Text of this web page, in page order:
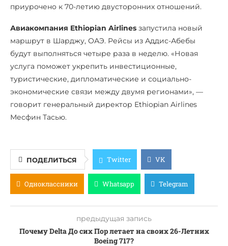
приурочено к 70-летию двусторонних отношений.
Авиакомпания Ethiopian Airlines запустила новый
маршрут в Шарджу, ОАЭ. Рейсы из Аддис-Абебы
будут выполняться четыре раза в неделю. «Новая
услуга поможет укрепить инвестиционные,
туристические, дипломатические и социально-
экономические связи между двумя регионами», —
говорит генеральный директор Ethiopian Airlines
Месфин Тасью.
ПОДЕЛИТЬСЯ Twitter VK
Одноклассники Whatsapp Telegram
предыдущая запись
Почему Delta До сих Пор летает на своих 26-Летних
Boeing 717?